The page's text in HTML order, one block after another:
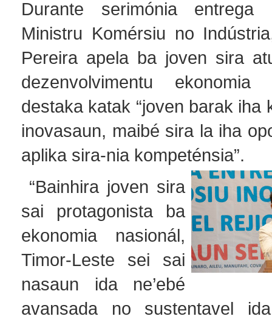
Durante serimónia entrega
Ministru Komérsiu no
Pereira apela ba joven sira
dezenvolvimentu
destaka katak “joven barak iha
inovasaun, maibé sira la iha
aplika sira-nia kompeténsia”.
“Bainhira joven sira
sai protagonista ba
ekonomia nasionál,
Timor-Leste sei sai
nasaun ida ne’ebé
avansada no sustentavel